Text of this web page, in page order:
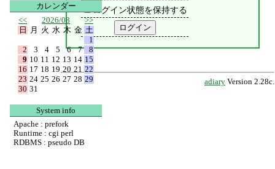
ログイン状態を保持する
adiary Version 2.28c.
カレンダー
<<
2026/08
>>
日
月 火 水 木 金 土
1
2
3 4 5 6 7
8
9 10 11 12 13 14 15
16 17 18 19 20 21 22
23 24 25 26 27 28 29
30 31
System info
Apache : prefork
Runtime : cgi perl
RDBMS : pseudo DB